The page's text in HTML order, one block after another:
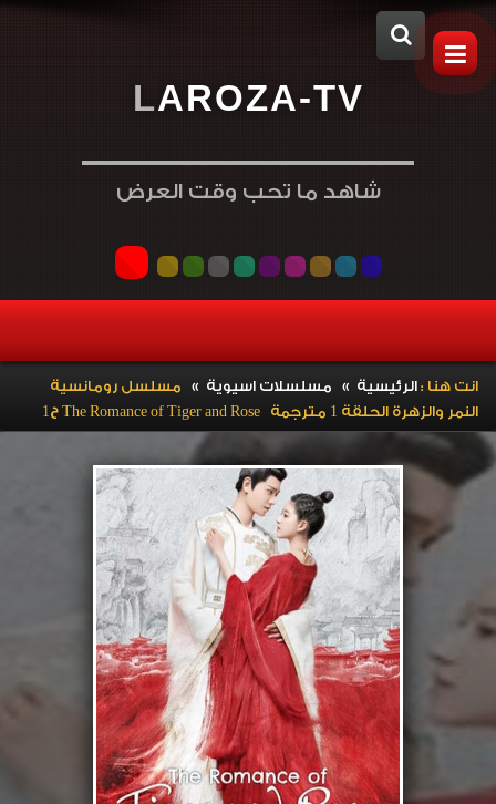
LAROZA-TV
شاهد ما تحب وقت العرض
انت هنا :الرئيسية » مسلسلات اسيوية » مسلسل رومانسية
النمر والزهرة الحلقة 1 مترجمة The Romance of Tiger and Rose ح1